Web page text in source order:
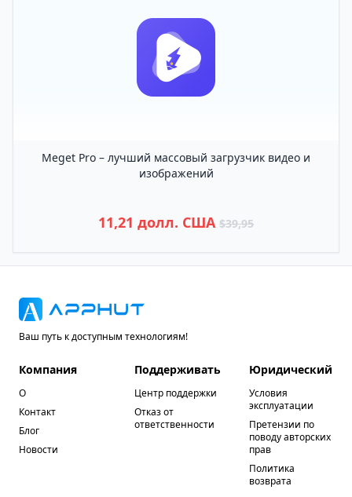
Meget Pro – лучший массовый загрузчик видео и
изображений
11,21 долл. США $39,95
Ваш путь к доступным технологиям!
Компания
О
Контакт
Блог
Новости
Поддерживать
Центр поддержки
Отказ от
ответственности
Юридический
Условия
эксплуатации
Претензии по
поводу авторских
прав
Политика
возврата